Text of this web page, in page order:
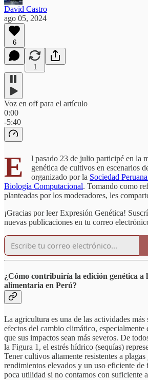
David Castro
ago 05, 2024
6
1
Voz en off para el artículo
0:00
-5:40
E
l pasado 23 de julio participé en la
genética de cultivos en escenarios
organizado por la Sociedad
Biología Computacional. Tomando como
planteadas por los moderadores, les
¡Gracias por leer Expresión Genética!
nuevas publicaciones en tu correo
¿Cómo contribuiría la edición genética a
alimentaria en Perú?
La agricultura es una de las actividades más
efectos del cambio climático, especialmente
que sus impactos sean más severos. De
la Figura 1, el estrés hídrico (sequías)
Tener cultivos altamente resistentes a
rendimientos elevados y un uso eficiente de
poca utilidad si no contamos con suficiente